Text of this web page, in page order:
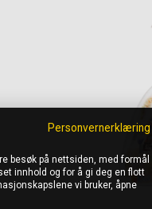
Personvernerklæring
besøk på nettsiden, med formål
innhold og for å gi deg en flott
vi bruker, åpne